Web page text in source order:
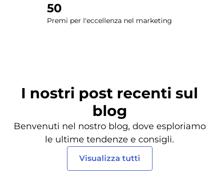
Premi per l'eccellenza nel marketing
50
I nostri post recenti sul
blog
Benvenuti nel nostro blog, dove esploriamo
le ultime tendenze e consigli.
Visualizza tutti